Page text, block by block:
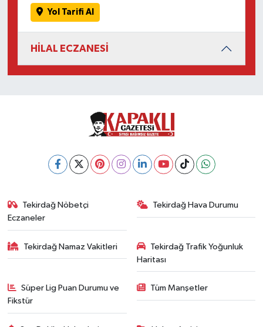
Yol Tarifi Al
HİLAL ECZANESİ
Tekirdağ Nöbetçi
Eczaneler
Tekirdağ Hava Durumu
Tekirdağ Namaz Vakitleri
Tekirdağ Trafik Yoğunluk
Haritası
Süper Lig Puan Durumu ve
Fikstür
Tüm Manşetler